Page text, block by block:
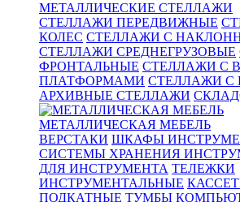
МЕТАЛЛИЧЕСКИЕ СТЕЛЛАЖИ
СТЕЛЛАЖИ ПЕРЕДВИЖНЫЕ
КОЛЕС СТЕЛЛАЖИ С
СТЕЛЛАЖИ СРЕДНЕГРУЗОВЫЕ
ФРОНТАЛЬНЫЕ СТЕЛЛАЖИ С
ПЛАТФОРМАМИ СТЕЛЛАЖИ С
АРХИВНЫЕ СТЕЛЛАЖИ
МЕТАЛЛИЧЕСКАЯ МЕБЕЛЬ
ВЕРСТАКИ ШКАФЫ
СИСТЕМЫ ХРАНЕНИЯ
ДЛЯ ИНСТРУМЕНТА ТЕЛЕЖКИ
ИНСТРУМЕНТАЛЬНЫЕ
ПОДКАТНЫЕ ТУМБЫ